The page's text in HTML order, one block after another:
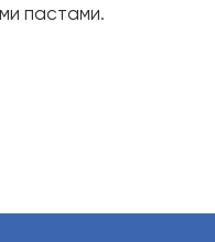
пастами.